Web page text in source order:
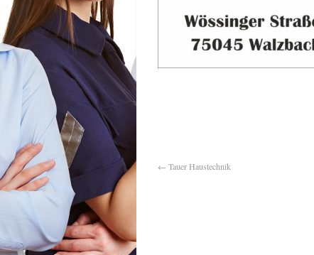
← Tauer Haustechnik